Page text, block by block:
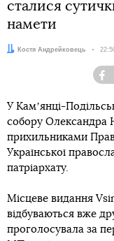
сталися
намети
Автор:Костя Андрейковець
У Камʼянці-
собору Олександра
прихильниками
Української
патріархату.
Місцеве видання
відбуваються вже
проголосувала за